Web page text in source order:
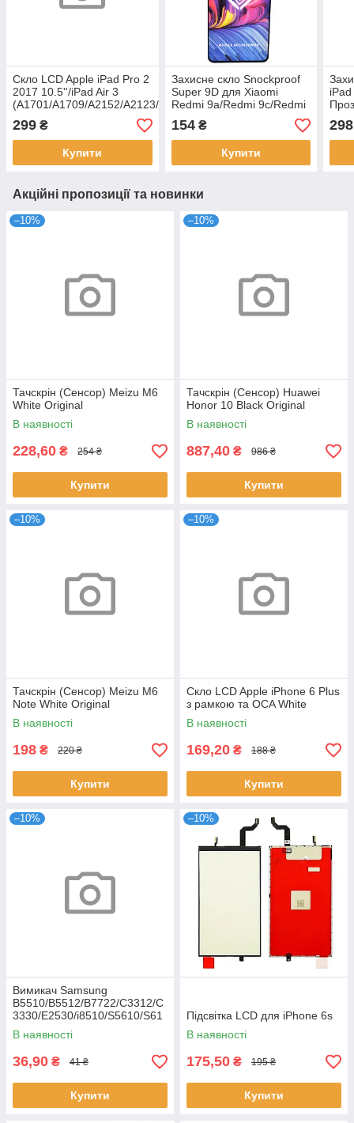
Скло LCD Apple iPad Pro 2
2017 10.5''/iPad Air 3
(A1701/A1709/A2152/A2123/A2154)
299 ₴
Купити
Захисне скло Snockproof
Super 9D для Xiaomi
Redmi 9a/Redmi 9c/Redmi
10a/Redmi A1/A1+/A2/A2+
Black
154₴
Купити
298
Акційні пропозиції та новинки
–10%
Тачскрін (Сенсор) Meizu M6
White Original
В наявності
228,60 ₴ 254 ₴
Купити
–10%
Тачскрін (Сенсор) Huawei
Honor 10 Black Original
В наявності
887,40 ₴ 986 ₴
Купити
–10%
Тачскрін (Сенсор) Meizu M6
Note White Original
В наявності
198 ₴ 220 ₴
Купити
–10%
Скло LCD Apple iPhone 6 Plus
з рамкою та OCA White
В наявності
169,20 ₴ 188 ₴
Купити
–10%
Вимикач Samsung
B5510/B5512/B7722/C3312/C
3330/E2530/i8510/S5610/S61
02
В наявності
36,90 ₴ 41 ₴
Купити
–10%
Підсвітка LCD для iPhone 6s
В наявності
175,50 ₴ 195 ₴
Купити